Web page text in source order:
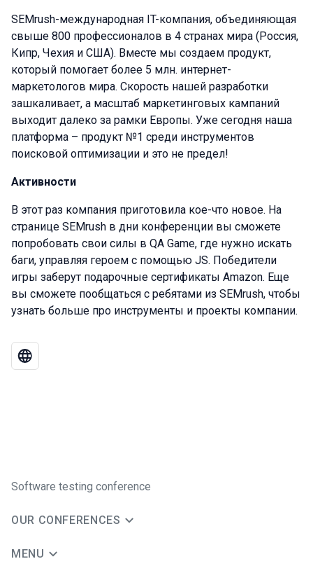
SEMrush-международная IT-компания, объединяющая
свыше 800 профессионалов в 4 странах мира (Россия,
Кипр, Чехия и США). Вместе мы создаем продукт,
который помогает более 5 млн. интернет-
маркетологов мира. Скорость нашей разработки
зашкаливает, а масштаб маркетинговых кампаний
выходит далеко за рамки Европы. Уже сегодня наша
платформа – продукт №1 среди инструментов
поисковой оптимизации и это не предел!
Активности
В этот раз компания приготовила кое-что новое. На
странице SEMrush в дни конференции вы сможете
попробовать свои силы в QA Game, где нужно искать
баги, управляя героем с помощью JS. Победители
игры заберут подарочные сертификаты Amazon. Еще
вы сможете пообщаться с ребятами из SEMrush, чтобы
узнать больше про инструменты и проекты компании.
Software testing conference
OUR CONFERENCES
MENU